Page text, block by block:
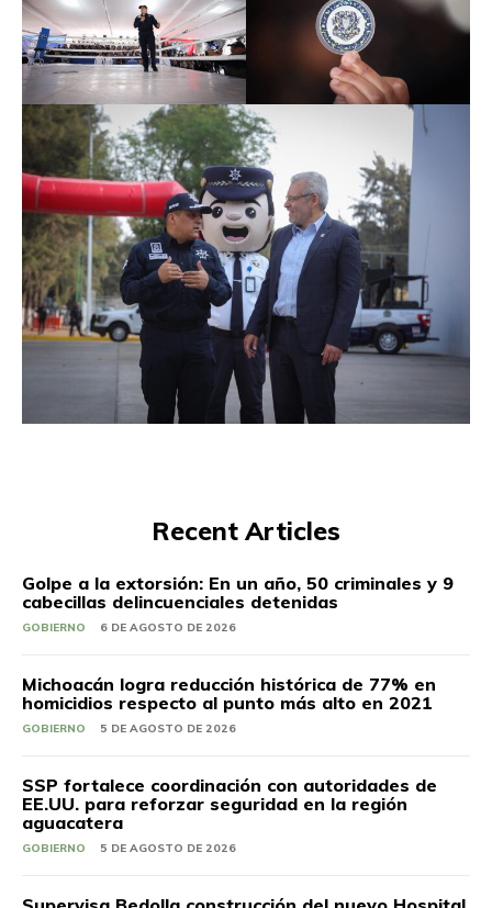
Recent Articles
Golpe a la extorsión: En un año, 50 criminales y 9
cabecillas delincuenciales detenidas
GOBIERNO 6 DE AGOSTO DE 2026
Michoacán logra reducción histórica de 77% en
homicidios respecto al punto más alto en 2021
GOBIERNO 5 DE AGOSTO DE 2026
SSP fortalece coordinación con autoridades de
EE.UU. para reforzar seguridad en la región
aguacatera
GOBIERNO 5 DE AGOSTO DE 2026